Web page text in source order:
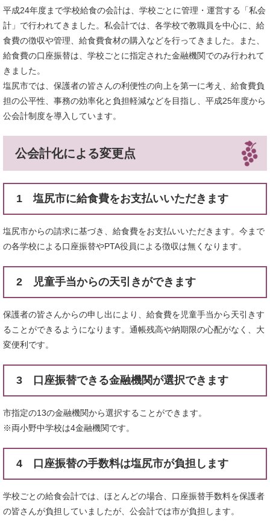
平成24年度まで学校給食の会計は、学校ごとに管理・運営する「私会
計」で行われてきました。私会計では、各学校で教職員を中心に、給
食費の徴収や管理、給食費食材の購入などを行ってきました。また、
給食費の口座振替は、学校ごとに指定された金融機関でのみ行われて
きました。
塩尻市では、保護者の皆さんの利便性の向上を第一に考え、給食費負
担の公平性、事務の効率化と負担軽減などを目指し、平成25年度から
公会計制度を導入しています。
公会計化による変更点
1 塩尻市に給食費をお支払いいただきます
塩尻市からの請求に基づき、給食費をお支払いいただきます。今まで
の各学校による口座振替やPTA役員による徴収は無くなります。
2 児童手当からの天引きができます
保護者の皆さんからの申し出により、給食費を児童手当から天引きす
ることができるようになります。通帳残高や納期限の心配がなく、大
変便利です。
3 口座振替できる金融機関が選択できます
市指定の13の金融機関から選択することができます。
※両小野中学校は4金融機関です。
4 口座振替の手数料は塩尻市が負担します
学校ごとの給食会計では、ほとんどの場合、口座振替手数料を保護者
の皆さんが負担していましたが、公会計では市が負担します。